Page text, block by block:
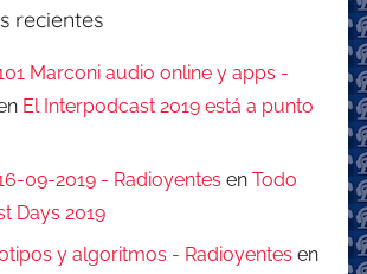
recientes
Marconi audio online y apps -
El Interpodcast 2019 está a punto
09-2019 - Radioyentes en Todo
Days 2019
y algoritmos - Radioyentes en